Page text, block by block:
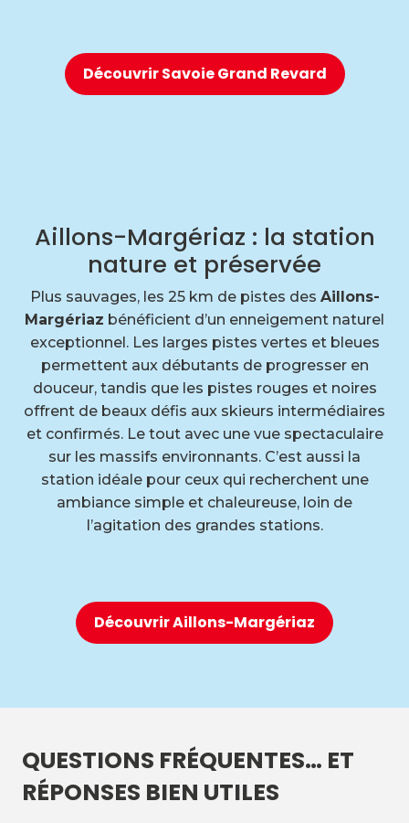
Découvrir Savoie Grand Revard
Aillons-Margériaz : la station
nature et préservée
Plus sauvages, les 25 km de pistes des Aillons-
Margériaz bénéficient d’un enneigement naturel
exceptionnel. Les larges pistes vertes et bleues
permettent aux débutants de progresser en
douceur, tandis que les pistes rouges et noires
offrent de beaux défis aux skieurs intermédiaires
et confirmés. Le tout avec une vue spectaculaire
sur les massifs environnants. C’est aussi la
station idéale pour ceux qui recherchent une
ambiance simple et chaleureuse, loin de
l’agitation des grandes stations.
Découvrir Aillons-Margériaz
QUESTIONS FRÉQUENTES… ET
RÉPONSES BIEN UTILES